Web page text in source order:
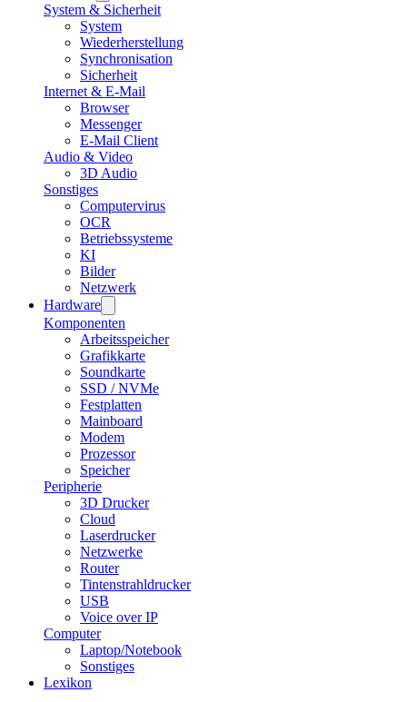
System & Sicherheit
System
Wiederherstellung
Synchronisation
Sicherheit
Internet & E-Mail
Browser
Messenger
E-Mail Client
Audio & Video
3D Audio
Sonstiges
Computervirus
OCR
Betriebssysteme
KI
Bilder
Netzwerk
Hardware
Komponenten
Arbeitsspeicher
Grafikkarte
Soundkarte
SSD / NVMe
Festplatten
Mainboard
Modem
Prozessor
Speicher
Peripherie
3D Drucker
Cloud
Laserdrucker
Netzwerke
Router
Tintenstrahldrucker
USB
Voice over IP
Computer
Laptop/Notebook
Sonstiges
Lexikon